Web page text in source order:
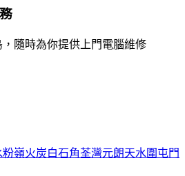
隨時為你提供上門電腦維修
粉嶺火炭白石角荃灣元朗天水圍 屯門